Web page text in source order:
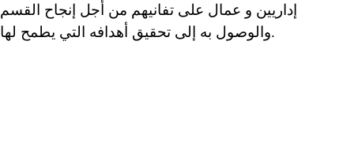
إداريين و عمال على تفانيهم من أجل إنجاح القسم
والوصول به إلى تحقيق أهدافه التي يطمح لها.